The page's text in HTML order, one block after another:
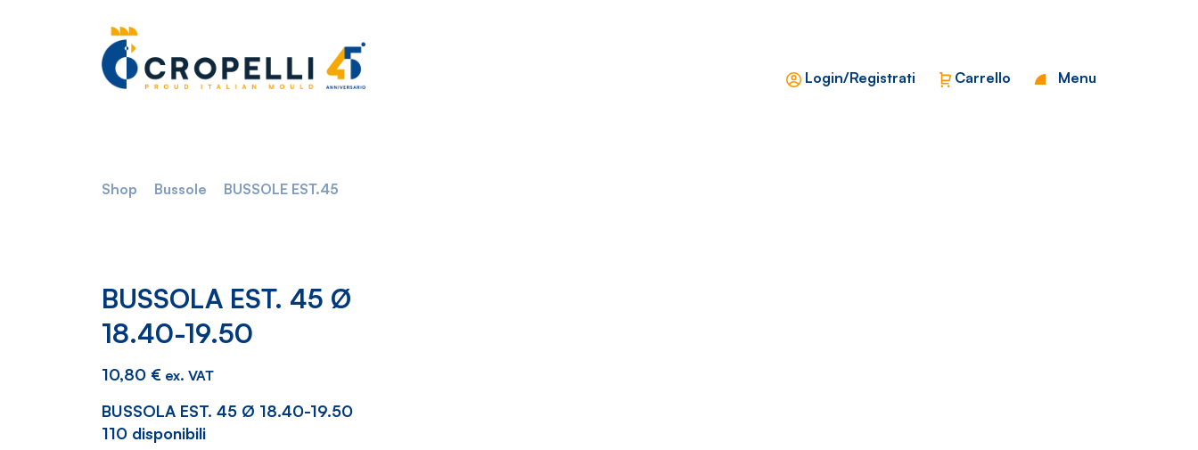
Login/Registrati Carrello Menu
Shop Bussole BUSSOLE EST.45
BUSSOLA EST. 45 Ø
18.40-19.50
10,80 € ex. VAT
BUSSOLA EST. 45 Ø 18.40-19.50
110 disponibili